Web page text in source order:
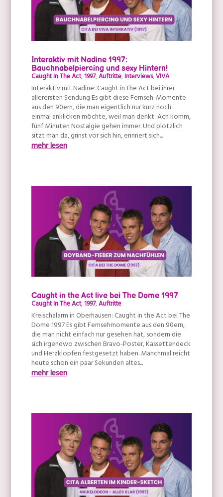
Interaktiv mit Nadine 1997:
Bauchnabelpiercing und sexy Hintern!
Caught In The Act,1997,Auftritte,Interviews,VIVA
Interaktiv mit Nadine: Caught in the Act bei ihrer
allerersten Sendung Es gibt diese Fernseh-Momente
aus den 90ern, die man eigentlich nur kurz noch
einmal anklicken möchte, weil man denkt: Ach komm,
fünf Minuten Nostalgie gehen immer. Und plötzlich
sitzt man da, grinst vor sich hin, erinnert sich...
mehr lesen
Caught in the Act live bei The Dome 1997
Caught In The Act,1997,Auftritte
Kreischalarm in Oberhausen: Caught in the Act bei The
Dome 1997 Es gibt Fernsehmomente aus den 90ern,
die man nicht einfach nur gesehen hat, sondern die
sich irgendwo zwischen Bravo-Poster, Kassettendeck
und Herzklopfen festgesetzt haben. Manchmal reicht
heute schon ein paar Sekunden altes...
mehr lesen